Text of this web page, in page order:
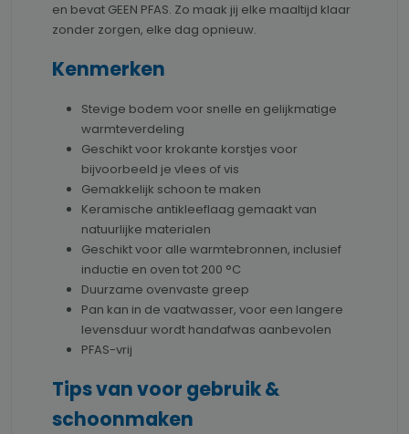
en bevat GEEN PFAS. Zo maak jij elke maaltijd klaar
zonder zorgen, elke dag opnieuw.
Kenmerken
Stevige bodem voor snelle en gelijkmatige
warmteverdeling
Geschikt voor krokante korstjes voor
bijvoorbeeld je vlees of vis
Gemakkelijk schoon te maken
Keramische antikleeflaag gemaakt van
natuurlijke materialen
Geschikt voor alle warmtebronnen, inclusief
inductie en oven tot 200 °C
Duurzame ovenvaste greep
Pan kan in de vaatwasser, voor een langere
levensduur wordt handafwas aanbevolen
PFAS-vrij
Tips van voor gebruik &
schoonmaken